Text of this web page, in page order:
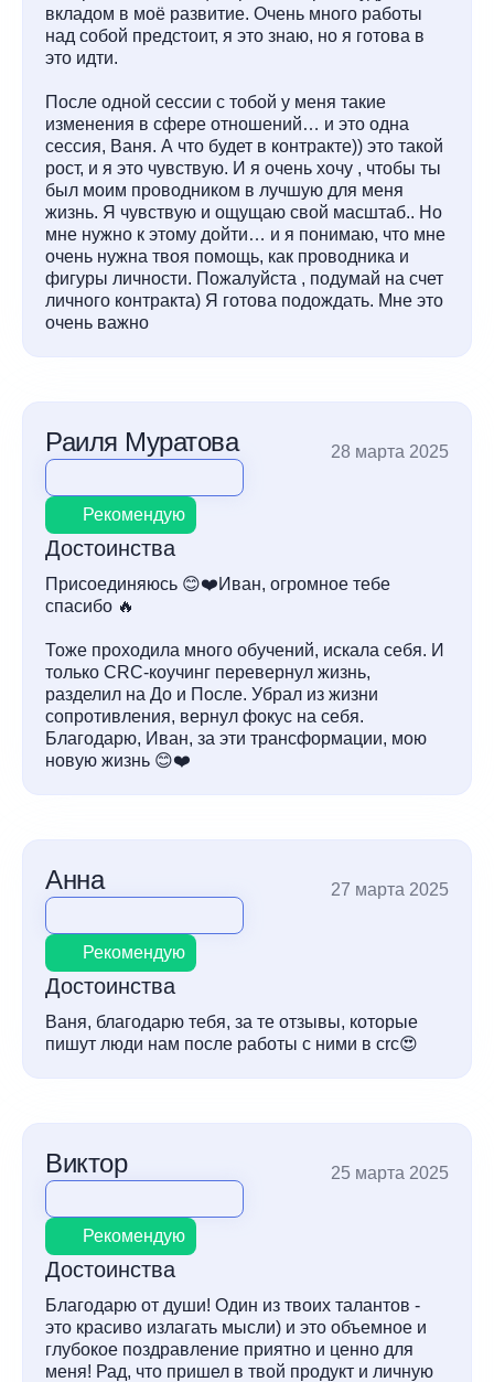
вкладом в моё развитие. Очень много работы
над собой предстоит, я это знаю, но я готова в
это идти.
После одной сессии с тобой у меня такие
изменения в сфере отношений… и это одна
сессия, Ваня. А что будет в контракте)) это такой
рост, и я это чувствую. И я очень хочу , чтобы ты
был моим проводником в лучшую для меня
жизнь. Я чувствую и ощущаю свой масштаб.. Но
мне нужно к этому дойти… и я понимаю, что мне
очень нужна твоя помощь, как проводника и
фигуры личности. Пожалуйста , подумай на счет
личного контракта) Я готова подождать. Мне это
очень важно
Раиля Муратова 28 марта 2025
Рекомендую
Достоинства
Присоединяюсь 😊❤️Иван, огромное тебе
спасибо 🔥
Тоже проходила много обучений, искала себя. И
только CRC-коучинг перевернул жизнь,
разделил на До и После. Убрал из жизни
сопротивления, вернул фокус на себя.
Благодарю, Иван, за эти трансформации, мою
новую жизнь 😊❤️
Анна 27 марта 2025
Рекомендую
Достоинства
Ваня, благодарю тебя, за те отзывы, которые
пишут люди нам после работы с ними в crc😍
Виктор 25 марта 2025
Рекомендую
Достоинства
Благодарю от души! Один из твоих талантов -
это красиво излагать мысли) и это объемное и
глубокое поздравление приятно и ценно для
меня! Рад, что пришел в твой продукт и личную